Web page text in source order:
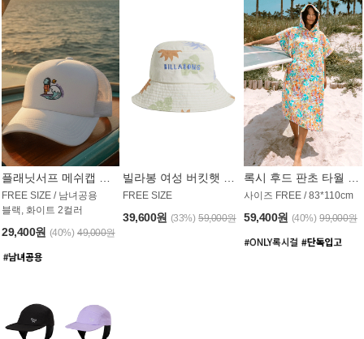
FREE SIZE / 남녀공용
블랙, 화이트 2컬러
29,400원 (40%) 49,000원
FREE SIZE
39,600원 (33%) 59,000원
사이즈 FREE / 83*110cm
59,400원 (40%) 99,000원